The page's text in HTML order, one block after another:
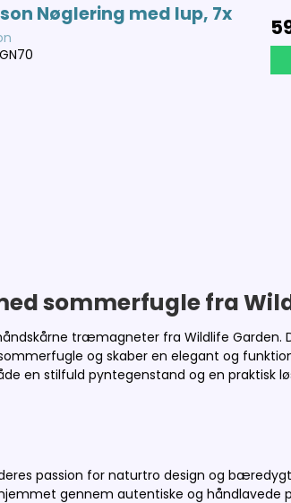
Nøglering med lup, 7x
sommerfugle fra
træmagneter fra Wildlife Garden.
og skaber en elegant og
en stilfuld pyntegenstand og en praktisk
passion for naturtro design og
gennem autentiske og håndlavede